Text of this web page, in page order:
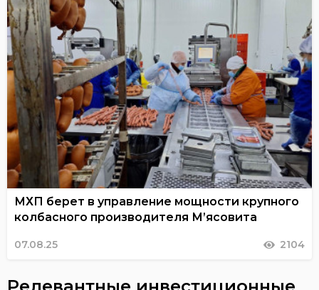
МХП берет в управление мощности крупного
колбасного производителя М’ясовита
07.08.25 2104